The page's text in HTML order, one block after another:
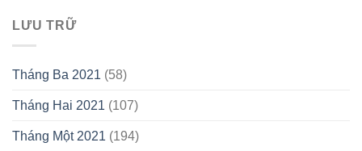
LƯU TRỮ
Tháng Ba 2021 (58)
Tháng Hai 2021 (107)
Tháng Một 2021 (194)